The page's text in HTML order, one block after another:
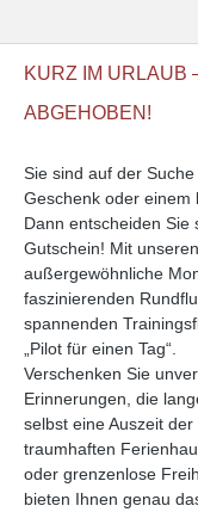
KURZ IM URLAUB
ABGEHOBEN!
Sie sind auf der
Geschenk oder einem
Dann entscheiden Sie
Gutschein! Mit
außergewöhnliche
faszinierenden
spannenden
„Pilot für einen Tag“.
Verschenken Sie
Erinnerungen, die
selbst eine Auszeit
traumhaften
oder grenzenlose
bieten Ihnen genau